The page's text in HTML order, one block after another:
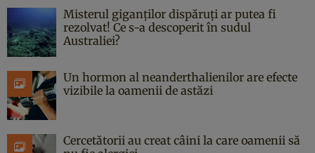
Misterul giganților dispăruți ar putea fi
rezolvat! Ce s-a descoperit în sudul
Australiei?
Un hormon al neanderthalienilor are efecte
vizibile la oamenii de astăzi
Cercetătorii au creat câini la care oamenii să